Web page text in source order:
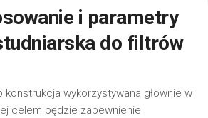
i parametry
do filtrów
konstrukcja wykorzystywana głównie w
celem będzie zapewnienie